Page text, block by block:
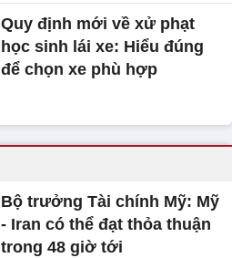
Quy định mới về xử phạt
học sinh lái xe: Hiểu đúng
để chọn xe phù hợp
Bộ trưởng Tài chính Mỹ: Mỹ
- Iran có thể đạt thỏa thuận
trong 48 giờ tới